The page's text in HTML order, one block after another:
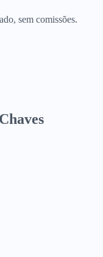
sem comissões.
Chaves